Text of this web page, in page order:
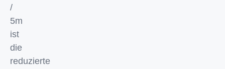
/
5m
ist
die
reduzierte